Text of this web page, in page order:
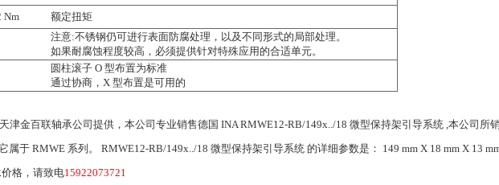
Nm
额定扭矩
注意:不锈钢仍可进行表面防腐处理，以及不同形式的局部处理。
如果耐腐蚀程度较高，必须提供针对特殊应用的合适单元。
圆柱滚子 O 型布置为标准
通过协商，X 型布置是可用的
津金百联轴承公司提供，本公司专业销售德国 INA RMWE12-RB/149x../18 微型保持架引导系统 ,本公司所
属于 RMWE 系列。 RMWE12-RB/149x../18 微型保持架引导系统 的详细参数是： 149 mm X 18 mm X 13
格，请致电15922073721